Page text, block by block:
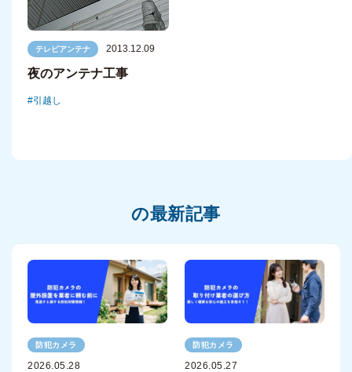
テレビアンテナ 2013.12.09
夜のアンテナ工事
引越し
の最新記事
防犯カメラ
2026.05.28
防犯カメラ
2026.05.27